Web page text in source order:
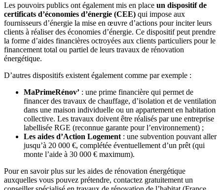
Les pouvoirs publics ont également mis en place un dispositif de
certificats d’économies d’énergie (CEE) qui impose aux
fournisseurs d’énergie la mise en œuvre d’actions pour inciter leurs
clients à réaliser des économies d’énergie. Ce dispositif peut prendre
la forme d’aides financières octroyées aux clients particuliers pour le
financement total ou partiel de leurs travaux de rénovation
énergétique.
D’autres dispositifs existent également comme par exemple :
MaPrimeRénov’ : une prime financière qui permet de
financer des travaux de chauffage, d’isolation et de ventilation
dans une maison individuelle ou un appartement en habitation
collective. Les travaux doivent être réalisés par une entreprise
labellisée RGE (reconnue garante pour l’environnement) ;
Les aides d’Action Logement : une subvention pouvant aller
jusqu’à 20 000 €, complétée éventuellement d’un prêt (qui
monte l’aide à 30 000 € maximum).
Pour en savoir plus sur les aides de rénovation énergétique
auxquelles vous pouvez prétendre, contactez gratuitement un